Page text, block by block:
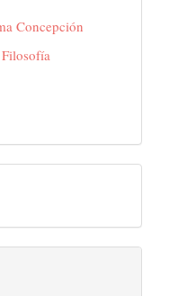
Concepción